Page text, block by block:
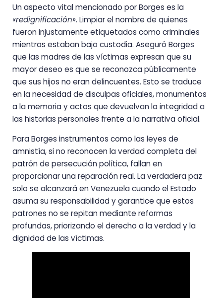
Un aspecto vital mencionado por Borges es la
«redignificación». Limpiar el nombre de quienes
fueron injustamente etiquetados como criminales
mientras estaban bajo custodia. Aseguró Borges
que las madres de las víctimas expresan que su
mayor deseo es que se reconozca públicamente
que sus hijos no eran delincuentes. Esto se traduce
en la necesidad de disculpas oficiales, monumentos
a la memoria y actos que devuelvan la integridad a
las historias personales frente a la narrativa oficial.
Para Borges instrumentos como las leyes de
amnistía, si no reconocen la verdad completa del
patrón de persecución política, fallan en
proporcionar una reparación real. La verdadera paz
solo se alcanzará en Venezuela cuando el Estado
asuma su responsabilidad y garantice que estos
patrones no se repitan mediante reformas
profundas, priorizando el derecho a la verdad y la
dignidad de las víctimas.